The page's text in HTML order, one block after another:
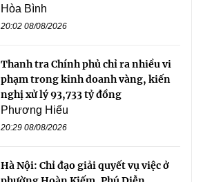
Hòa Bình
20:02 08/08/2026
Thanh tra Chính phủ chỉ ra nhiều vi
phạm trong kinh doanh vàng, kiến
nghị xử lý 93,733 tỷ đồng
Phương Hiếu
20:29 08/08/2026
Hà Nội: Chỉ đạo giải quyết vụ việc ở